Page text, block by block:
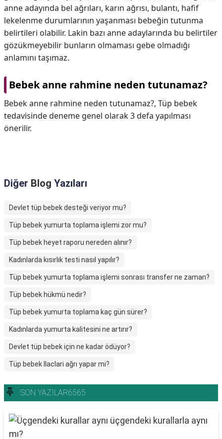
anne adayında bel ağrıları, karın ağrısı, bulantı, hafif
lekelenme durumlarının yaşanması bebeğin tutunma
belirtileri olabilir. Lakin bazı anne adaylarında bu belirtiler
gözükmeyebilir bunların olmaması gebe olmadığı
anlamını taşımaz.
Bebek anne rahmine neden tutunamaz?
Bebek anne rahmine neden tutunamaz?, Tüp bebek
tedavisinde deneme genel olarak 3 defa yapılması
önerilir.
Diğer Blog Yazıları
Devlet tüp bebek desteği veriyor mu?
Tüp bebek yumurta toplama işlemi zor mu?
Tüp bebek heyet raporu nereden alınır?
Kadınlarda kısırlık testi nasıl yapılır?
Tüp bebek yumurta toplama işlemi sonrası transfer ne zaman?
Tüp bebek hükmü nedir?
Tüp bebek yumurta toplama kaç gün sürer?
Kadınlarda yumurta kalitesini ne artırır?
Devlet tüp bebek için ne kadar ödüyor?
Tüp bebek Ilaclari ağrı yapar mi?
SON YAZILAR6565